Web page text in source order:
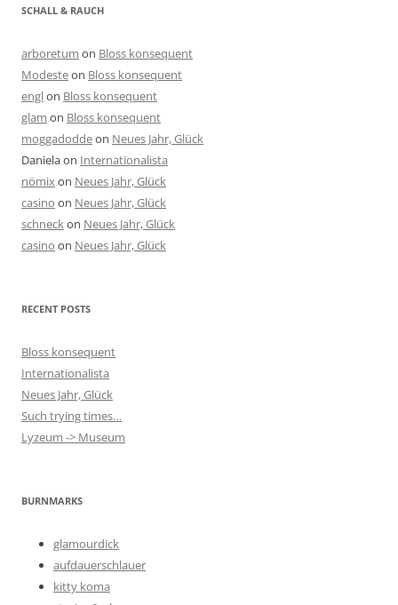
SCHALL & RAUCH
arboretum on Bloss konsequent
Modesteon Bloss konsequent
englon Bloss konsequent
glam on Bloss konsequent
moggadoddeon Neues Jahr, Glück
Danielaon Internationalista
nömixon Neues Jahr, Glück
casino on Neues Jahr, Glück
schneckon Neues Jahr, Glück
casino on Neues Jahr, Glück
RECENT POSTS
Bloss konsequent
Internationalista
Neues Jahr, Glück
Such trying times…
Lyzeum -> Museum
BURNMARKS
glamourdick
aufdauerschlauer
kitty koma